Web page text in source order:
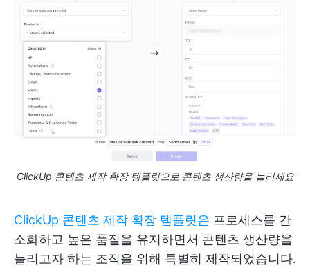
ClickUp 콘텐츠 제작 확장 템플릿으로 콘텐츠 생산량을 늘리세요
ClickUp 콘텐츠 제작 확장 템플릿은 프로세스를 간
소화하고 높은 품질을 유지하면서 콘텐츠 생산량을
늘리고자 하는 조직을 위해 특별히 제작되었습니다.